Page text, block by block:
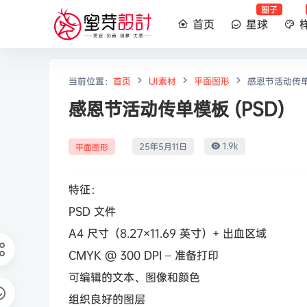
首页 星球
圈子
当前位置： 首页 UI素材 平面图形 感恩节活动传
感恩节活动传单模板 (PSD)
平面图形 25年5月11日 1.9k
特征：
PSD 文件
A4 尺寸（8.27×11.69 英寸）+ 出血区域
CMYK @ 300 DPI – 准备打印
可编辑的文本、图像和颜色
组织良好的图层